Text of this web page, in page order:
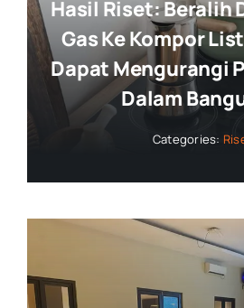
Hasil Riset: Beralih
Gas Ke Kompor
Dapat Mengurangi
Dalam
Categories: